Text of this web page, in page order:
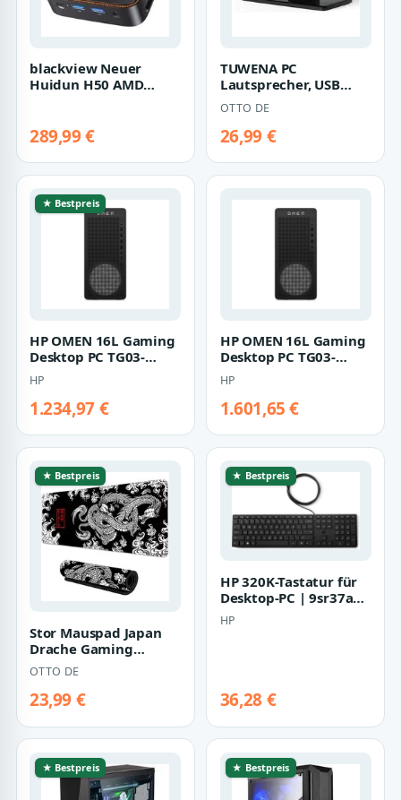
blackview Neuer
Huidun H50 AMD
11…
289,99 €
TUWENA PC
Lautsprecher, USB
Monitor Lautsprecher
mit Clip-On,Desktop-
S…
OTTO DE
26,99 €
★ Bestpreis
HP OMEN 16L Gaming
Desktop PC TG03-
0154ng PC |
cm9d0ea#abd | AMD
Ryzen…
HP
1.234,97 €
HP OMEN 16L Gaming
Desktop PC TG03-
0189ng PC | cm9d1ea
| Intel® Core?…
HP
1.601,65 €
★ Bestpreis
Stor Mauspad Japan
Drache Gaming
Tischunterlage PC
Laptop Desktop
Maus…
OTTO DE
23,99 €
★ Bestpreis
HP 320K-Tastatur für
Desktop-PC | 9sr37aa |
kabelgebunden - Volle
Größ…
HP
36,28 €
★ Bestpreis ★ Bestpreis